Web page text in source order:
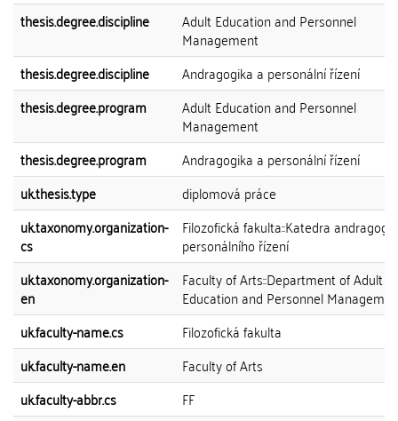
thesis.degree.discipline
Adult Education and Personnel
Management
thesis.degree.discipline
Andragogika a personální řízení
thesis.degree.program
Adult Education and Personnel
Management
thesis.degree.program
Andragogika a personální řízení
uk.thesis.type
diplomová práce
uk.taxonomy.organization-
cs
Filozofická fakulta::Katedra
personálního řízení
uk.taxonomy.organization-
en
Faculty of Arts::Department of Adult
Education and Personnel
uk.faculty-name.cs
Filozofická fakulta
uk.faculty-name.en
Faculty of Arts
uk.faculty-abbr.cs
FF